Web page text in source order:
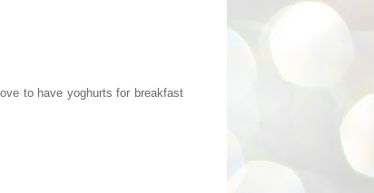
to have yoghurts for breakfast